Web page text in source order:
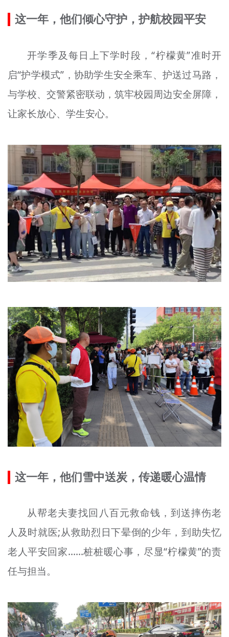
这一年，他们倾心守护，护航校园平安
开学季及每日上下学时段，“柠檬黄”准时开
启“护学模式”，协助学生安全乘车、护送过马路，
与学校、交警紧密联动，筑牢校园周边安全屏障，
让家长放心、学生安心。
这一年，他们雪中送炭，传递暖心温情
从帮老夫妻找回八百元救命钱，到送摔伤老
人及时就医;从救助烈日下晕倒的少年，到助失忆
老人平安回家……桩桩暖心事，尽显“柠檬黄”的责
任与担当。